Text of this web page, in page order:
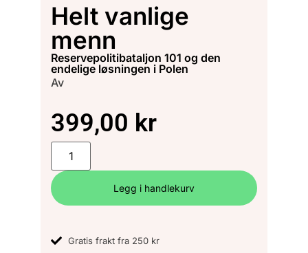
Helt vanlige
menn
reservepolitibataljon 101 og den
endelige løsningen i Polen
Av
399,00 kr
Legg i handlekurv
Gratis frakt fra 250 kr